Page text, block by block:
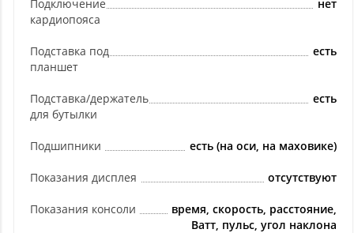
Подключение
кардиопояса
нет
Подставка под
планшет
есть
Подставка/держатель
для бутылки
есть
Подшипники есть (на оси, на маховике)
Показания дисплея отсутствуют
Показания консоли
время, скорость, расстояние,
Ватт, пульс, угол наклона